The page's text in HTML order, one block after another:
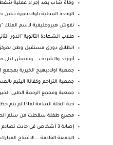
وفاة شاب بعد إجراء عملية
الوحدة المحلية باولادحمزة تشن
نقوش هيروغليفية لاسم الملك
طلاب الشهادة الثانوية "الدور
انطلاق دورى مستقبل وطن بمركز
أبوزيد والشريف... وتفتيش
جمعية اولادبهيج الخيرية
جمعية التراحم وكفالة اليتيم
جمعية ومجمع الرحمة الطبى
‏حبة الغلة السامة لماذا لم يتم
مصرع طفلة سقطت من سلم
إصابة 3 أشخاص فى حادث تصادم على الطريق الزراعى الغ...
الجمعة القادمة ...الافتتاح